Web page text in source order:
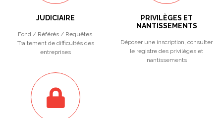
JUDICIAIRE
Fond / Référés / Requêtes.
Traitement de difficultés des
entreprises
PRIVILÈGES ET
NANTISSEMENTS
Déposer une inscription, consulter
le registre des privilèges et
nantissements